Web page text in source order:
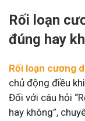
Rối loạn
đúng hay
Rối loạn cương
chủ động điều
Đối với câu hỏi
hay không”,